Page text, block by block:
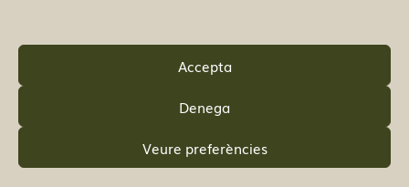
Accepta
Denega
Veure preferències